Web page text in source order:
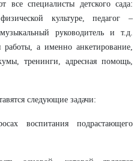
все специалисты детского сада:
культуре, педагог –
руководитель и т.д.
а именно анкетирование,
тренинги, адресная помощь,
следующие задачи:
воспитания подрастающего